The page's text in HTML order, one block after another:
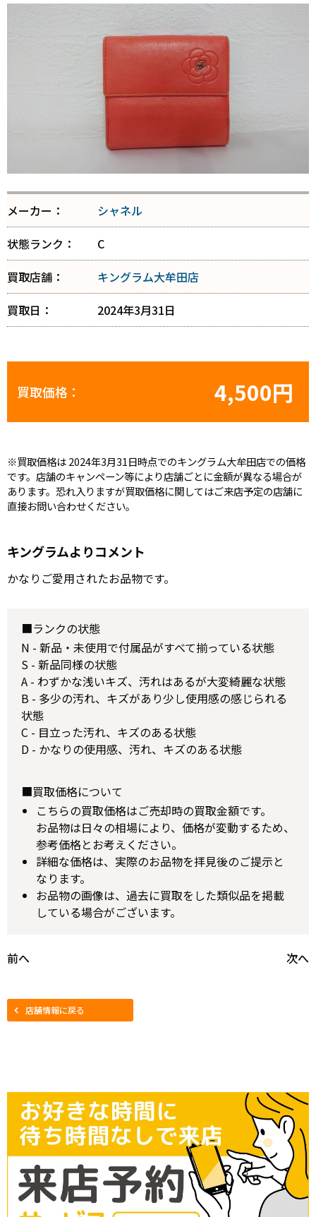
メーカー：
シャネル
状態ランク：
C
買取店舗：
キングラム大牟田店
買取日：
2024年3月31日
買取価格： 4,500円
※買取価格は 2024年3月31日時点でのキングラム大牟田店での価格
です。店舗のキャンペーン等により店舗ごとに金額が異なる場合が
あります。恐れ入りますが買取価格に関してはご来店予定の店舗に
直接お問い合わせください。
キングラムよりコメント
かなりご愛用されたお品物です。
■ランクの状態
N - 新品・未使用で付属品がすべて揃っている状態
S - 新品同様の状態
A - わずかな浅いキズ、汚れはあるが大変綺麗な状態
B - 多少の汚れ、キズがあり少し使用感の感じられる
状態
C - 目立った汚れ、キズのある状態
D - かなりの使用感、汚れ、キズのある状態
■買取価格について
こちらの買取価格はご売却時の買取金額です。
お品物は日々の相場により、価格が変動するため、
参考価格とお考えください。
詳細な価格は、実際のお品物を拝見後のご提示と
なります。
お品物の画像は、過去に買取をした類似品を掲載
している場合がございます。
前へ 次へ
店舗情報に戻る